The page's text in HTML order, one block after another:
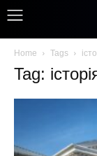
Home Tags
Tag: